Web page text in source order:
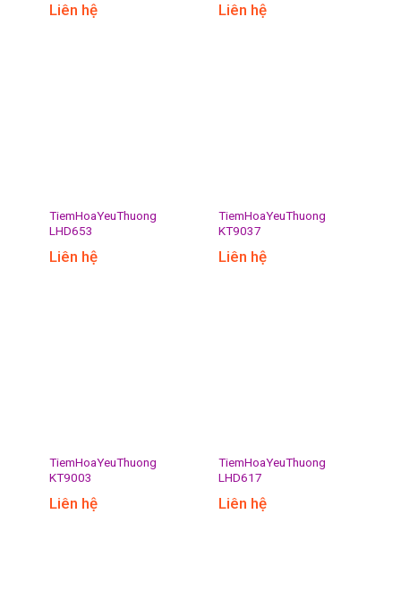
Liên hệ Liên hệ
TiemHoaYeuThuong
LHD653
Liên hệ
TiemHoaYeuThuong
KT9037
Liên hệ
TiemHoaYeuThuong
KT9003
Liên hệ
TiemHoaYeuThuong
LHD617
Liên hệ